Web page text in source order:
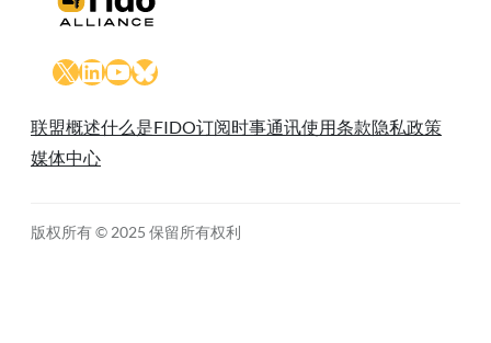
X LinkedIn
YouTube
Bluesky
联盟概述什么是FIDO订阅时事通讯使用条款隐私政策
媒体中心
版权所有 © 2025 保留所有权利